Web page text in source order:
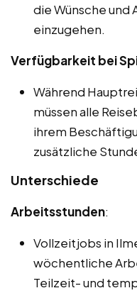
die Wünsche und
einzugehen.
Verfügbarkeit bei
Während
müssen alle
ihrem
zusätzliche
Unterschiede
Arbeitsstunden:
Vollzeitjobs in
wöchentliche
Teilzeit- und